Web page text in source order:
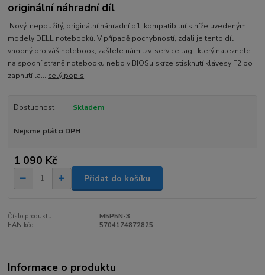
originální náhradní díl
Nový, nepoužitý, originální náhradní díl kompatibilní s níže uvedenými
modely DELL notebooků. V případě pochybností, zdali je tento díl
vhodný pro váš notebook, zašlete nám tzv. service tag , který naleznete
na spodní straně notebooku nebo v BIOSu skrze stisknutí klávesy F2 po
zapnutí la... celý popis
Dostupnost Skladem
Nejsme plátci DPH
1 090 Kč
Přidat do košíku
Číslo produktu:
M5P5N-3
EAN kód:
5704174872825
Informace o produktu